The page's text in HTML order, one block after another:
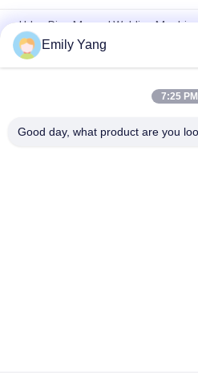
Hdpe Pipe Manual Welding
Manual Butt Fusion Welding
110mmEmily Yang
7:25 PM
Good day, what product are you